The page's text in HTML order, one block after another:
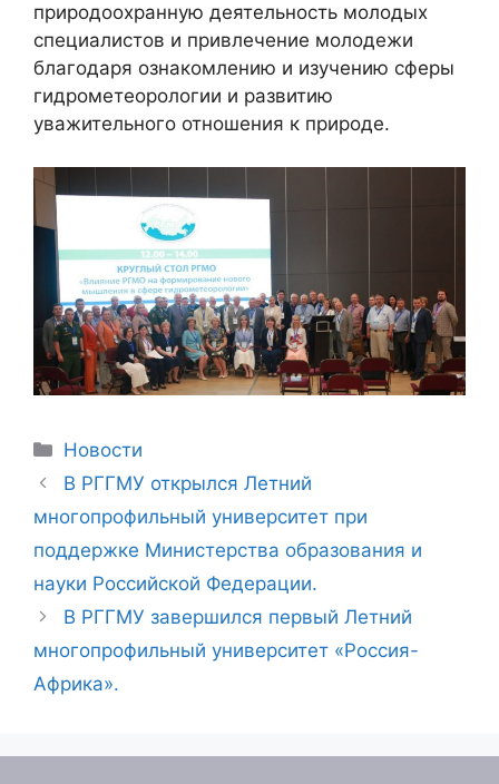
природоохранную деятельность молодых
специалистов и привлечение молодежи
благодаря ознакомлению и изучению сферы
гидрометеорологии и развитию
уважительного отношения к природе.
Рубрики
Новости
В РГГМУ открылся Летний
многопрофильный университет при
поддержке Министерства образования и
науки Российской Федерации.
В РГГМУ завершился первый Летний
многопрофильный университет «Россия-
Африка».